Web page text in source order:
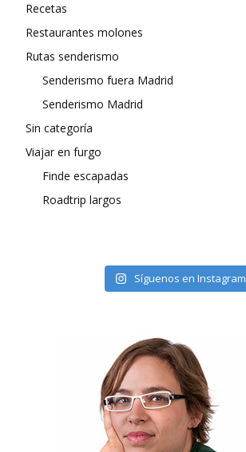
Recetas
Restaurantes molones
Rutas senderismo
Senderismo fuera Madrid
Senderismo Madrid
Sin categoría
Viajar en furgo
Finde escapadas
Roadtrip largos
Síguenos en Instagram